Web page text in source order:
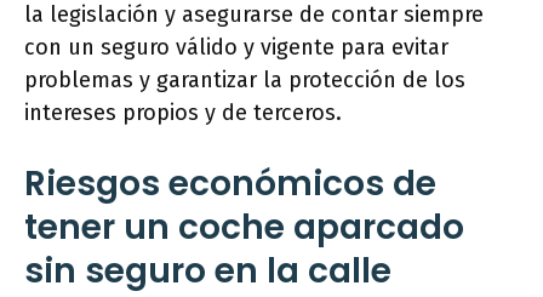
la legislación y asegurarse de contar siempre
con un seguro válido y vigente para evitar
problemas y garantizar la protección de los
intereses propios y de terceros.
Riesgos económicos de
tener un coche aparcado
sin seguro en la calle